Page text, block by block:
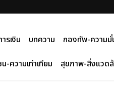
รเงิน บทความ กองทัพ-ความ
-ความเท่าเทียม สุขภาพ-สิ่งแวด